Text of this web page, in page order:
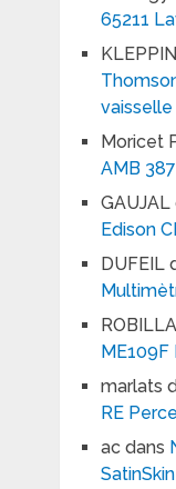
65211
vaisselle
Moricet
AMB
GAUJAL
Edison
DUFEIL
marlats
RE
acdans